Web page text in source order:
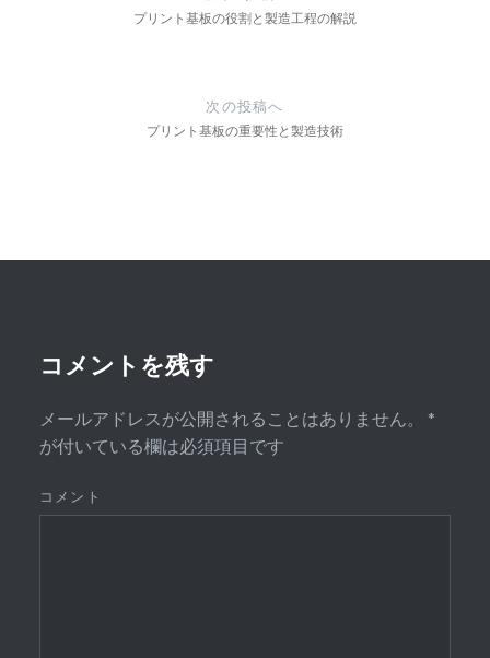
ン
プリント基板の役割と製造工程の解説
次の投稿へ
プリント基板の重要性と製造技術
コメントを残す
メールアドレスが公開されることはありません。
*
が付いている欄は必須項目です
コメント